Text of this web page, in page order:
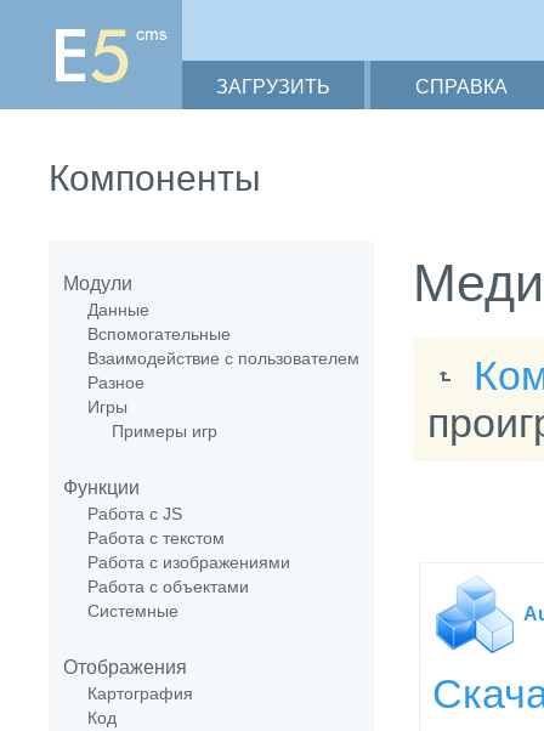
ЗАГРУЗИТЬ СПРАВКА
Компоненты
Модули
Данные
Вспомогательные
Взаимодействие с пользователем
Разное
Игры
Примеры игр
Функции
Работа с JS
Работа с текстом
Работа с изображениями
Работа с объектами
Системные
Отображения
Картография
Код